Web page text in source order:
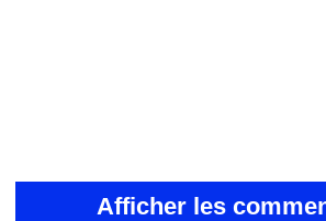
Afficher les